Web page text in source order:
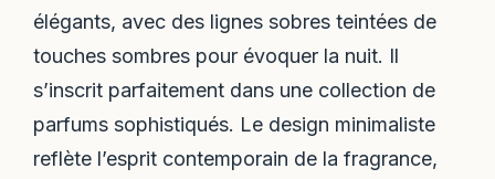
élégants, avec des lignes sobres teintées de
touches sombres pour évoquer la nuit. Il
s’inscrit parfaitement dans une collection de
parfums sophistiqués. Le design minimaliste
reflète l’esprit contemporain de la fragrance,